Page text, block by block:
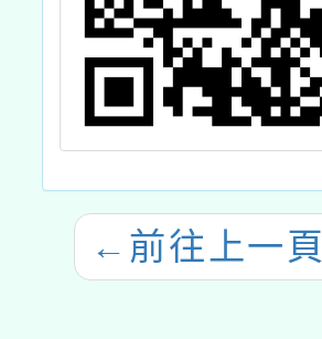
← 前往上一頁